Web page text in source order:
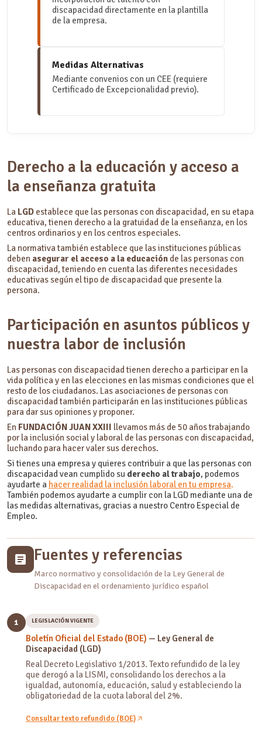
discapacidad directamente en la plantilla
de la empresa.
Medidas Alternativas
Mediante convenios con un CEE (requiere
Certificado de Excepcionalidad previo).
Derecho a la educación y acceso a
la enseñanza gratuita
La LGD establece que las personas con discapacidad, en su etapa
educativa, tienen derecho a la gratuidad de la enseñanza, en los
centros ordinarios y en los centros especiales.
La normativa también establece que las instituciones públicas
deben asegurar el acceso a la educación de las personas con
discapacidad, teniendo en cuenta las diferentes necesidades
educativas según el tipo de discapacidad que presente la
persona.
Participación en asuntos públicos y
nuestra labor de inclusión
Las personas con discapacidad tienen derecho a participar en la
vida política y en las elecciones en las mismas condiciones que el
resto de los ciudadanos. Las asociaciones de personas con
discapacidad también participarán en las instituciones públicas
para dar sus opiniones y proponer.
En FUNDACIÓN JUAN XXIII llevamos más de 50 años trabajando
por la inclusión social y laboral de las personas con discapacidad,
luchando para hacer valer sus derechos.
Si tienes una empresa y quieres contribuir a que las personas con
discapacidad vean cumplido su derecho al trabajo, podemos
ayudarte a hacer realidad la inclusión laboral en tu empresa.
También podemos ayudarte a cumplir con la LGD mediante una de
las medidas alternativas, gracias a nuestro Centro Especial de
Empleo.
Fuentes y referencias
Marco normativo y consolidación de la Ley General de
Discapacidad en el ordenamiento jurídico español
1 LEGISLACIÓN VIGENTE
Boletín Oficial del Estado (BOE) — Ley General de
Discapacidad (LGD)
Real Decreto Legislativo 1/2013. Texto refundido de la ley
que derogó a la LISMI, consolidando los derechos a la
igualdad, autonomía, educación, salud y estableciendo la
obligatoriedad de la cuota laboral del 2%.
Consultar texto refundido (BOE)